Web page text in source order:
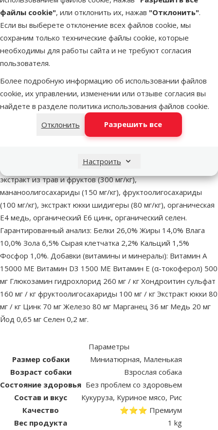
файлы cookie", или отклонить их, нажав "Отклонить".
Если вы выберете отклонение всех файлов cookie, мы
сохраним только технические файлы cookie, которые
необходимы для работы сайта и не требуют согласия
пользователя.
Более подробную информацию об использовании файлов
cookie, их управлении, изменении или отзыве согласия вы
найдете в разделе политика использования файлов cookie.
Отклонить
Разрешить все
Настроить
Другие подобные продукты
Корм для собак - BRIT Premium Adult S, 1kg
superzoo.product.detail.content
Корм для собак - BRIT Premium Adult S, 1kg. Полноценный
сухой корм для взрослых собак малых пород (5-10 кг) Brit
Premium Adult M с курицей. Состав: Мука из мяса курицы (41
%), кукуруза, пшеница, рис, куриный жир (консервированный
ароматизаторы, сушеные яблоки, минеральные вещества,
экстракт из трав и фруктов (300 мг/кг),
мананоолигосахариды (150 мг/кг), фруктоолигосахариды
(100 мг/кг), экстракт юкки шидигеры (80 мг/кг), органическая
Е4 медь, органический Е6 цинк, органический селен.
Гарантированный анализ: Белки 26,0% Жиры 14,0% Влага
10,0% Зола 6,5% Сырая клетчатка 2,2% Кальций 1,5%
Фосфор 1,0%. Добавки (витамины и минералы): Витамин А
15000 МЕ Витамин D3 1500 МЕ Витамин Е (α-токоферол) 500
мг Глюкозамин гидрохлорид 260 мг / кг Хондроитин сульфат
160 мг / кг фруктоолигосахариды 100 мг / кг Экстракт юкки 80
мг / кг Цинк 70 мг Железо 80 мг Марганец 36 мг Медь 20 мг
Йод 0,65 мг Селен 0,2 мг.
Параметры
Размер собаки
Миниатюрная, Маленькая
Возраст собаки
Взрослая собака
Состояние здоровья Без проблем со здоровьем
Состав и вкус
Кукуруза, Куриное мясо, Рис
Качество
⭐⭐⭐ Премиум
Вес продукта
1 kg